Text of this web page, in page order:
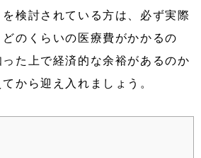
検討されている方は、必ず実際
のくらいの医療費がかかるの
た上で経済的な余裕があるのか
から迎え入れましょう。